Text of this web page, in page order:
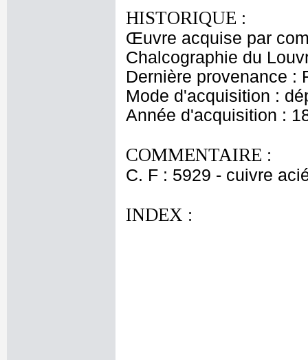
HISTORIQUE :
Œuvre acquise par
Chalcographie du
Dernière provenance :
Mode d'acquisition :
Année d'acquisition :
COMMENTAIRE :
C. F : 5929 - cuivre
INDEX :